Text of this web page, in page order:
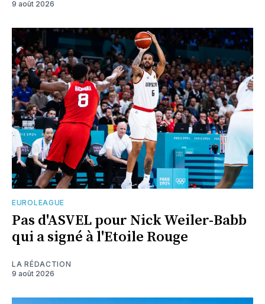
9 août 2026
EUROLEAGUE
Pas d'ASVEL pour Nick Weiler-Babb
qui a signé à l'Etoile Rouge
LA RÉDACTION
9 août 2026